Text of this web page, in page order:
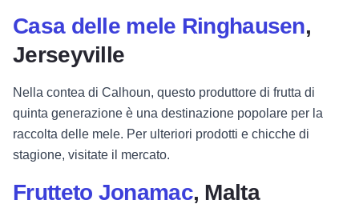
Casa delle mele Ringhausen,
Jerseyville
Nella contea di Calhoun, questo produttore di frutta di
quinta generazione è una destinazione popolare per la
raccolta delle mele. Per ulteriori prodotti e chicche di
stagione, visitate il mercato.
Frutteto Jonamac, Malta